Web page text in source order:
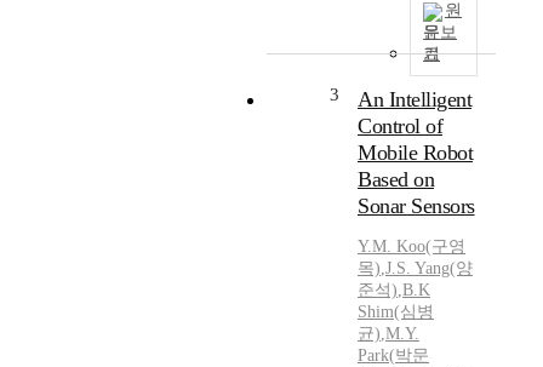
원
문보
기
3
An Intelligent
Control of
Mobile Robot
Based on
Sonar Sensors
Y.M. Koo(구영
목),J.S. Yang(양
준석),B.K
Shim(심병
균),M.Y.
Park(박문